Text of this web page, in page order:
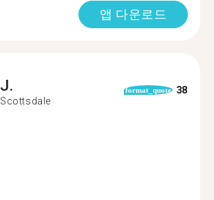
앱 다운로드
J.
Scottsdale
format_quote 38